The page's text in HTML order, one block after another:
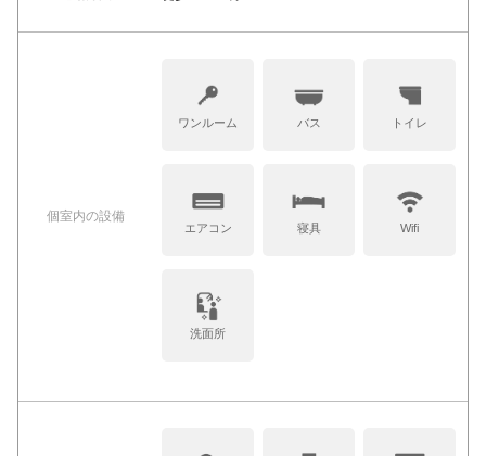
個室内の設備
ワンルーム バス トイレ
エアコン 寝具 Wifi
洗面所